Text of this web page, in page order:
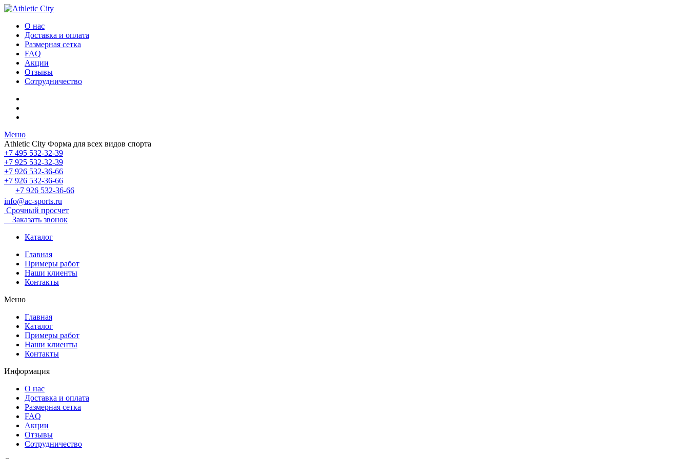
О нас
Доставка и оплата
Размерная сетка
FAQ
Акции
Отзывы
Сотрудничество
Меню
Athletic City Форма для всех видов спорта
+7 495 532-32-39
+7 925 532-32-39
+7 926 532-36-66
+7 926 532-36-66
+7 926 532-36-66
info@ac-sports.ru
Срочный просчет
Заказать звонок
Каталог
Главная
Примеры работ
Наши клиенты
Контакты
Меню
Главная
Каталог
Примеры работ
Наши клиенты
Контакты
Информация
О нас
Доставка и оплата
Размерная сетка
FAQ
Акции
Отзывы
Сотрудничество